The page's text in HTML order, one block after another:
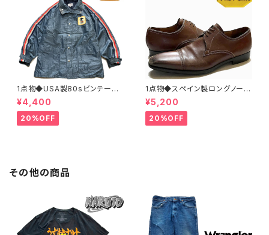
1点物◆USA製80sビンテージ
US MAIL紺ナイロンジャケット
古着LメンズXLレディースOKア
メカジ90sストリートマウンテン
パーカーアウター362465
¥4,400
20%OFF
1点物◆スペイン製ロングノーズ
茶革靴レザーシューズ古着メン
ズ31レディースOKアメカジ90s
ストリート中古ブランド13ビッグ
サイズ373489
¥5,200
20%OFF
その他の商品